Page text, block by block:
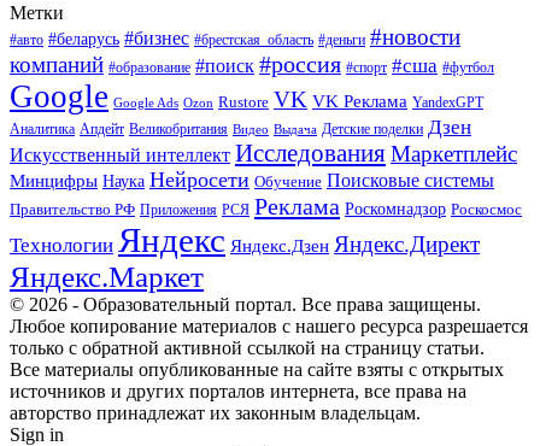
Метки
#авто #беларусь #бизнес #брестская_область #деньги #новости
компаний #образование #поиск #россия #спорт #сша #футбол
Google Google Ads Ozon Rustore VK VK Реклама YandexGPT
Аналитика Апдейт Великобритания Видео Выдача Детские поделки Дзен
Искусственный интеллект ИсследованияМаркетплейс
Минцифры Наука Нейросети Обучение Поисковые системы
Правительство РФ Приложения РСЯ Реклама Роскомнадзор Роскосмос
Технологии Яндекс Яндекс.Дзен Яндекс.Директ
Яндекс.Маркет
© 2026 - Образовательный портал. Все права защищены.
Любое копирование материалов с нашего ресурса разрешается
только с обратной активной ссылкой на страницу статьи.
Все материалы опубликованные на сайте взяты с открытых
источников и других порталов интернета, все права на
авторство принадлежат их законным владельцам.
Sign in